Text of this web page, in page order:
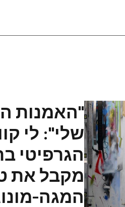
"האמנות
שלי": לי
הגרפיטי
מקבל את
המגה-